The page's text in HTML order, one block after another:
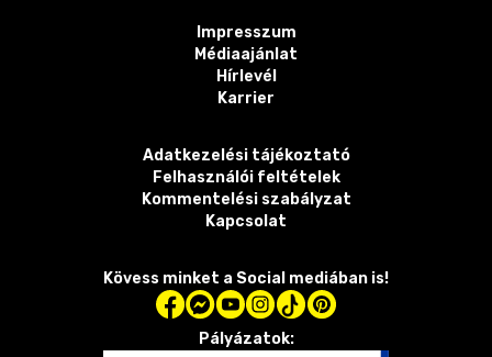
Impresszum
Médiaajánlat
Hírlevél
Karrier
Adatkezelési tájékoztató
Felhasználói feltételek
Kommentelési szabályzat
Kapcsolat
Kövess minket a Social mediában is!
Pályázatok: